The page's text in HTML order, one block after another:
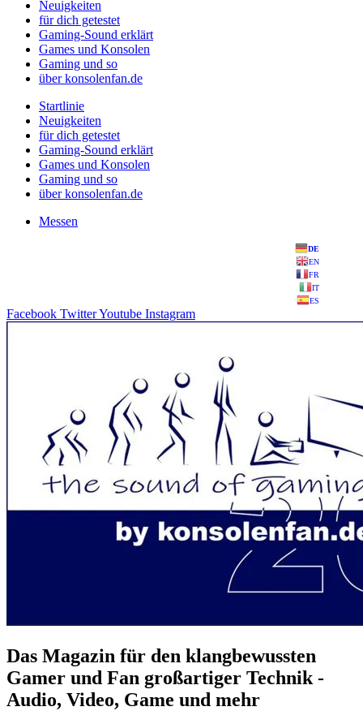
Neuigkeiten
für dich getestet
Gaming-Sound erklärt
Games und Konsolen
Gaming und so
über konsolenfan.de
Startlinie
Neuigkeiten
für dich getestet
Gaming-Sound erklärt
Games und Konsolen
Gaming und so
über konsolenfan.de
Messen
DE
EN
FR
IT
ES
Facebook TwitterYoutube Instagram
Das Magazin für den klangbewussten
Gamer und Fan großartiger Technik -
Audio, Video, Game und mehr